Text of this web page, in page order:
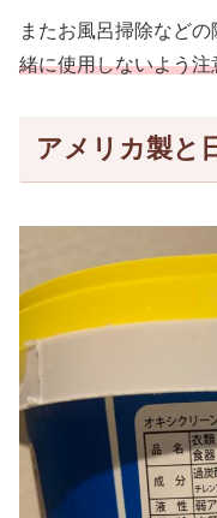
またお風呂掃除など
緒に使用しないよう注
アメリカ製と